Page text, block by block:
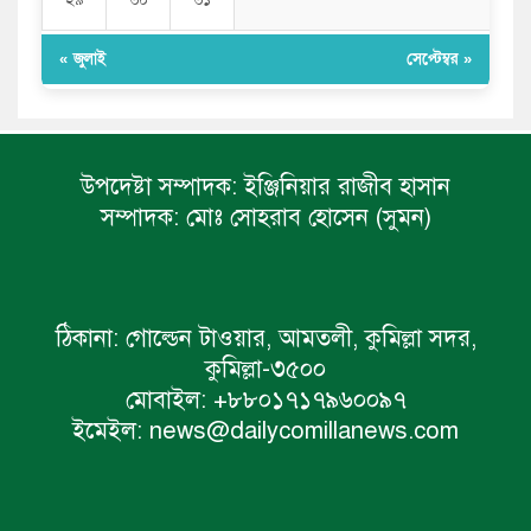
« জুলাই সেপ্টেম্বর »
উপদেষ্টা সম্পাদক: ইঞ্জিনিয়ার রাজীব হাসান
সম্পাদক: মোঃ সোহরাব হোসেন (সুমন)
ঠিকানা: গোল্ডেন টাওয়ার, আমতলী, কুমিল্লা সদর,
কুমিল্লা-৩৫০০
মোবাইল: +৮৮০১৭১৭৯৬০০৯৭
ইমেইল: news@dailycomillanews.com